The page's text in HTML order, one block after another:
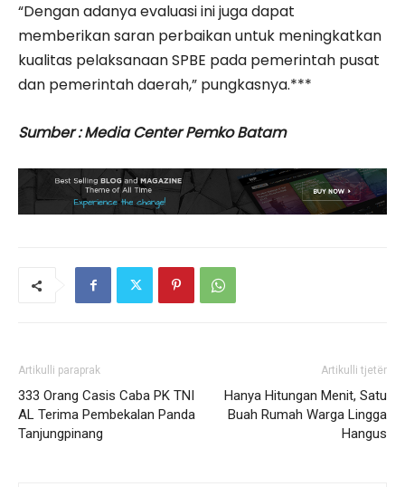
“Dengan adanya evaluasi ini juga dapat
memberikan saran perbaikan untuk meningkatkan
kualitas pelaksanaan SPBE pada pemerintah pusat
dan pemerintah daerah,” pungkasnya.***
Sumber : Media Center Pemko Batam
Artikulli paraprak
333 Orang Casis Caba PK TNI
AL Terima Pembekalan Panda
Tanjungpinang
Artikulli tjetër
Hanya Hitungan Menit, Satu
Buah Rumah Warga Lingga
Hangus